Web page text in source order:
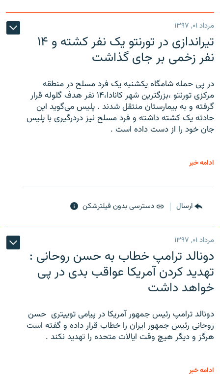
مرداد ۰۱, ۱۳۹۷
تیراندازی در تورنتو یک نفر کشته و ۱۴
نفر زخمی بر جای گذاشت
در پی حمله شامگاه یکشنبه یک فرد مسلح در منطقه
مرکزی تورنتو ،‌بزرگترین شهر کانادا،۱۴ نفر هدف گلوله قرار
گرفته و به بیمارستان منتقل شدند . پلیس می‌گوید این
حادثه یک کشته داشته و فرد مسلح نیز دردرگیری با پلیس
جان خود را از دست داده است .
ادامه خبر
ارسال دسترسی بدون فیلترشکن
مرداد ۰۱, ۱۳۹۷
دونالد ترامپ خطاب به حسن روحانی :
تهدید کردن آمریکا عواقب بدی در پی
خواهد داشت
دونالد ترامپ رئیس جمهور آمریکا در پیامی توییتری ‌ حسن
روحانی رئیس جمهور ایران را خطاب قرار داده و گفته است
هرگز و دیگر هیچ وقت ایالات متحده را تهدید نکند .
ادامه خبر